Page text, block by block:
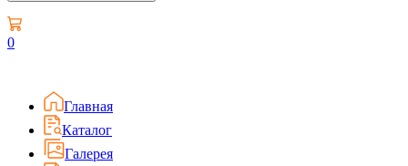
0
Главная
Каталог
Галерея